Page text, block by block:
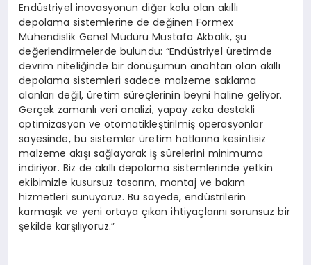
Endüstriyel inovasyonun diğer kolu olan akıllı
depolama sistemlerine de değinen Formex
Mühendislik Genel Müdürü Mustafa Akbalık, şu
değerlendirmelerde bulundu: “Endüstriyel üretimde
devrim niteliğinde bir dönüşümün anahtarı olan akıllı
depolama sistemleri sadece malzeme saklama
alanları değil, üretim süreçlerinin beyni haline geliyor.
Gerçek zamanlı veri analizi, yapay zeka destekli
optimizasyon ve otomatikleştirilmiş operasyonlar
sayesinde, bu sistemler üretim hatlarına kesintisiz
malzeme akışı sağlayarak iş sürelerini minimuma
indiriyor. Biz de akıllı depolama sistemlerinde yetkin
ekibimizle kusursuz tasarım, montaj ve bakım
hizmetleri sunuyoruz. Bu sayede, endüstrilerin
karmaşık ve yeni ortaya çıkan ihtiyaçlarını sorunsuz bir
şekilde karşılıyoruz.”